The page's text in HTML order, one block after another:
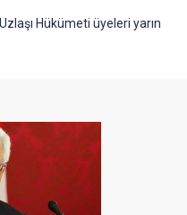
Hükümeti üyeleri yarın